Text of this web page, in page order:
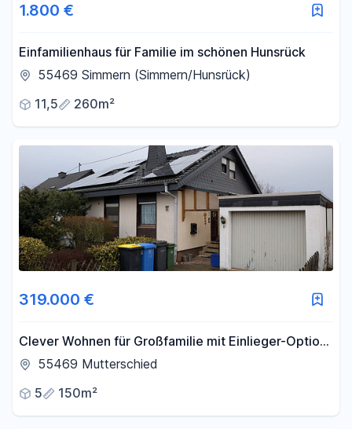
1.800 €
Einfamilienhaus für Familie im schönen Hunsrück
55469 Simmern (Simmern/Hunsrück)
11,5
260m²
319.000 €
Clever Wohnen für Großfamilie mit Einlieger-Option,
PV + Batteriespeicher
55469 Mutterschied
5
150m²